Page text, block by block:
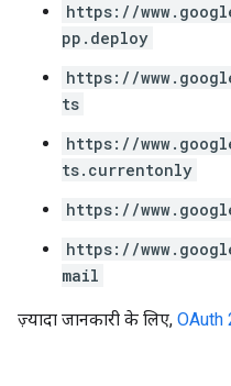
https://
pp.deploy
https://
ts
https://
ts.currentonly
https://
https://
mail
ज़्यादा जानकारी के लिए, OAuth